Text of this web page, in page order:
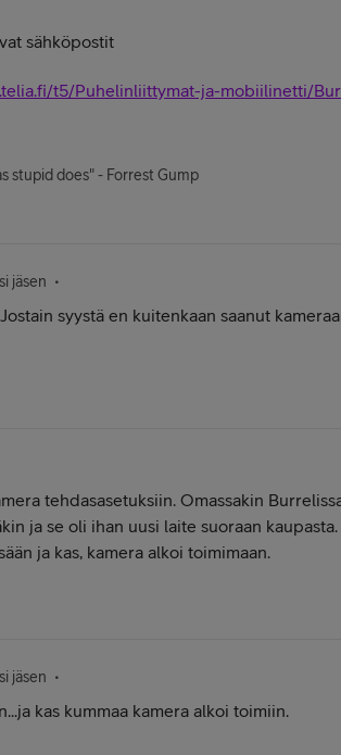
sähköpostit
t5/Puhelinliittymat-ja-mobiilinetti/
stupid does" - Forrest Gump
jäsen
syystä en kuitenkaan saanut
tehdasasetuksiin. Omassakin
ja se oli ihan uusi laite suoraan
ja kas, kamera alkoi toimimaan.
jäsen
kas kummaa kamera alkoi toimiin.